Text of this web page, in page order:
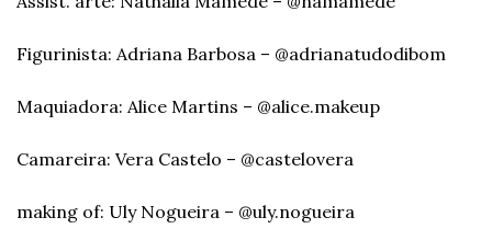
Figurinista: Adriana Barbosa – @adrianatudodibom
Maquiadora: Alice Martins – @alice.makeup
Camareira: Vera Castelo – @castelovera
making of: Uly Nogueira – @uly.nogueira